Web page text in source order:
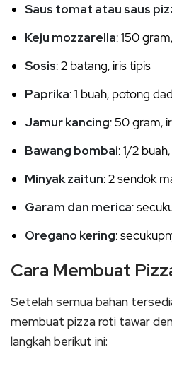
Saus tomat atau saus
Keju mozzarella: 150
Sosis: 2 batang, iris tipis
Paprika: 1 buah, potong
Jamur kancing: 50 gram,
Bawang bombai: 1/2
Minyak zaitun: 2 sendok
Garam dan merica:
Oregano kering:
Cara Membuat
Setelah semua bahan
membuat pizza roti tawar
langkah berikut ini: